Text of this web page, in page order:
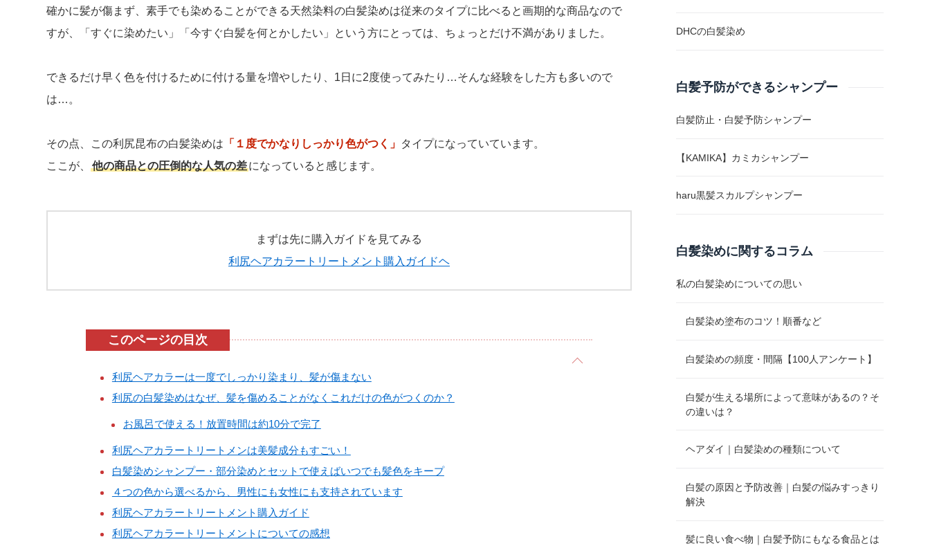
確かに髪が傷まず、素手でも染めることができる天然染料の白髪染めは従来のタイプに比べると画期的な商品なので
すが、「すぐに染めたい」「今すぐ白髪を何とかしたい」という方にとっては、ちょっとだけ不満がありました。
できるだけ早く色を付けるために付ける量を増やしたり、1日に2度使ってみたり…そんな経験をした方も多いので
は…。
その点、この利尻昆布の白髪染めは 「１度でかなりしっかり色がつく」 タイプになっていています。
ここが、他の商品との圧倒的な人気の差になっていると感じます。
まずは先に購入ガイドを見てみる
利尻ヘアカラートリートメント購入ガイドヘ
このページの目次
利尻ヘアカラーは一度でしっかり染まり、髪が傷まない
利尻の白髪染めはなぜ、髪を傷めることがなくこれだけの色がつくのか？
お風呂で使える！放置時間は約10分で完了
利尻ヘアカラートリートメンは美髪成分もすごい！
白髪染めシャンプー・部分染めとセットで使えばいつでも髪色をキープ
４つの色から選べるから、男性にも女性にも支持されています
利尻ヘアカラートリートメント購入ガイド
利尻ヘアカラートリートメントについての感想
DHCの白髪染め
白髪予防ができるシャンプー
白髪防止・白髪予防シャンプー
【KAMIKA】カミカシャンプー
haru黒髪スカルプシャンプー
白髪染めに関するコラム
私の白髪染めについての思い
白髪染め塗布のコツ！順番など
白髪染めの頻度・間隔【100人アンケート】
白髪が生える場所によって意味があるの？そ
の違いは？
ヘアダイ｜白髪染めの種類について
白髪の原因と予防改善｜白髪の悩みすっきり
解決
髪に良い食べ物｜白髪予防にもなる食品とは